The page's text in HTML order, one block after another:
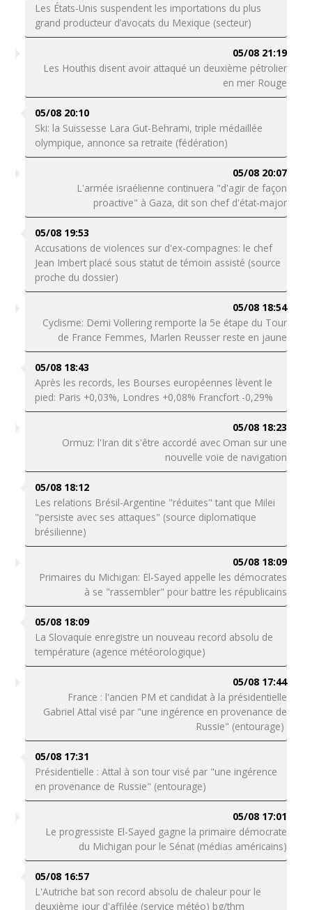
Les États-Unis suspendent les importations du plus
grand producteur d’avocats du Mexique (secteur)
05/08 21:19
Les Houthis disent avoir attaqué un deuxième pétrolier
en mer Rouge
05/08 20:10
Ski: la Suissesse Lara Gut-Behrami, triple médaillée
olympique, annonce sa retraite (fédération)
05/08 20:07
L'armée israélienne continuera "d'agir de façon
proactive" à Gaza, dit son chef d'état-major
05/08 19:53
Accusations de violences sur d'ex-compagnes: le chef
Jean Imbert placé sous statut de témoin assisté (source
proche du dossier)
05/08 18:54
Cyclisme: Demi Vollering remporte la 5e étape du Tour
de France Femmes, Marlen Reusser reste en jaune
05/08 18:43
Après les records, les Bourses européennes lèvent le
pied: Paris +0,03%, Londres +0,08% Francfort -0,29%
05/08 18:23
Ormuz: l'Iran dit s'être accordé avec Oman sur une
nouvelle voie de navigation
05/08 18:12
Les relations Brésil-Argentine "réduites" tant que Milei
"persiste avec ses attaques" (source diplomatique
brésilienne)
05/08 18:09
Primaires du Michigan: El-Sayed appelle les démocrates
à se "rassembler" pour battre les républicains
05/08 18:09
La Slovaquie enregistre un nouveau record absolu de
température (agence météorologique)
05/08 17:44
France : l'ancien PM et candidat à la présidentielle
Gabriel Attal visé par "une ingérence en provenance de
Russie" (entourage)
05/08 17:31
Présidentielle : Attal à son tour visé par "une ingérence
en provenance de Russie" (entourage)
05/08 17:01
Le progressiste El-Sayed gagne la primaire démocrate
du Michigan pour le Sénat (médias américains)
05/08 16:57
L'Autriche bat son record absolu de chaleur pour le
deuxième jour d'affilée (service météo) bg/thm